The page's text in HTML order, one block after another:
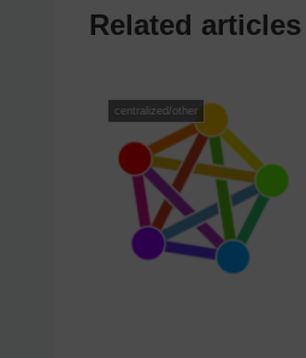
Related articles
centralized/other